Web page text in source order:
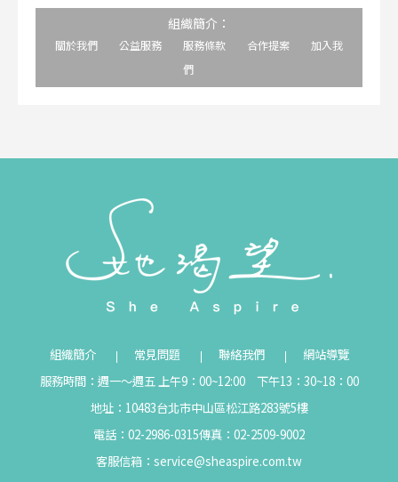
組織簡介：
關於我們 公益服務 服務條款 合作提案
加入我
們
組織簡介 常見問題 聯絡我們
網站導覽
服務時間：週一～週五 上午9：00~12:00 下午13：30~18：00
地址：10483台北市中山區松江路283號5樓
電話：02-2986-0315傳真：02-2509-9002
客服信箱： service@sheaspire.com.tw